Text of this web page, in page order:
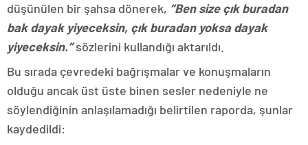
düşünülen bir şahsa dönerek, “Ben size çık buradan
bak dayak yiyeceksin, çık buradan yoksa dayak
yiyeceksin.”sözlerini kullandığı aktarıldı.
Bu sırada çevredeki bağrışmalar ve konuşmaların
olduğu ancak üst üste binen sesler nedeniyle ne
söylendiğinin anlaşılamadığı belirtilen raporda, şunlar
kaydedildi: